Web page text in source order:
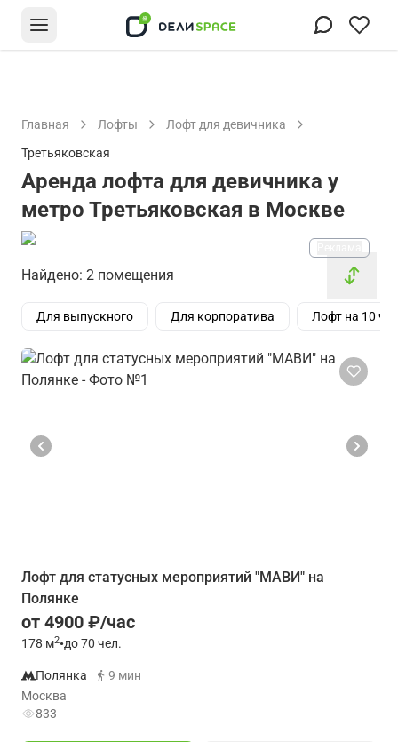
Главная Лофты
Лофт для девичника
Третьяковская
Аренда лофта для девичника у
метро Третьяковская в Москве
Найдено: 2 помещения
Для выпускного Для корпоратива Лофт на 10
Лофт для статусных мероприятий "МАВИ" на
Полянке
от 4900 ₽/час
178 м2•до 70 чел.
Полянка
9 мин
Москва
833